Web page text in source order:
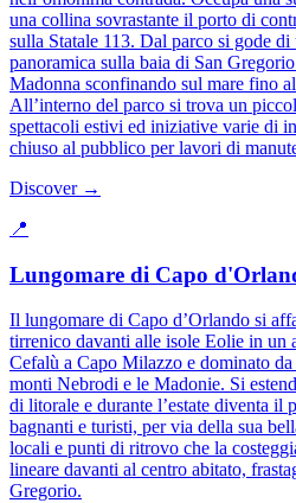
una collina sovrastante il porto di
sulla Statale 113. Dal parco si gode di
panoramica sulla baia di San
Madonna sconfinando sul mare fino
All’interno del parco si trova un
spettacoli estivi ed iniziative varie di
chiuso al pubblico per lavori di
Discover →
📍
Lungomare di Capo
Il lungomare di Capo d’Orlando si
tirrenico davanti alle isole Eolie in un
Cefalù a Capo Milazzo e dominato
monti Nebrodi e le Madonie. Si
di litorale e durante l’estate diventa
bagnanti e turisti, per via della sua
locali e punti di ritrovo che la
lineare davanti al centro abitato,
Gregorio.